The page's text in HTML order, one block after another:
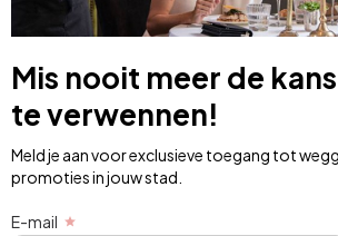
Mis nooit meer de
te verwennen!
Meld je aan voor exclusieve toegang tot
promoties in jouw stad.
E-mail